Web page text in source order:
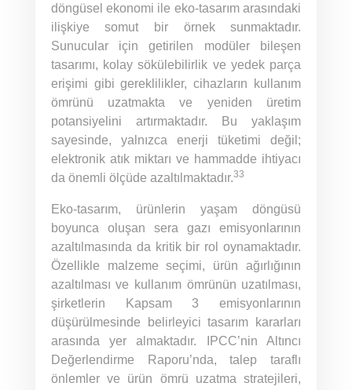
döngüsel ekonomi ile eko-tasarım arasındaki
ilişkiye somut bir örnek sunmaktadır.
Sunucular için getirilen modüler bileşen
tasarımı, kolay sökülebilirlik ve yedek parça
erişimi gibi gereklilikler, cihazların kullanım
ömrünü uzatmakta ve yeniden üretim
potansiyelini artırmaktadır. Bu yaklaşım
sayesinde, yalnızca enerji tüketimi değil;
elektronik atık miktarı ve hammadde ihtiyacı
da önemli ölçüde azaltılmaktadır.33
Eko-tasarım, ürünlerin yaşam döngüsü
boyunca oluşan sera gazı emisyonlarının
azaltılmasında da kritik bir rol oynamaktadır.
Özellikle malzeme seçimi, ürün ağırlığının
azaltılması ve kullanım ömrünün uzatılması,
şirketlerin Kapsam 3 emisyonlarının
düşürülmesinde belirleyici tasarım kararları
arasında yer almaktadır. IPCC’nin Altıncı
Değerlendirme Raporu’nda, talep taraflı
önlemler ve ürün ömrü uzatma stratejileri,